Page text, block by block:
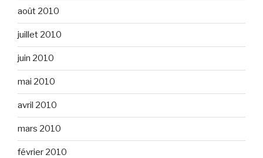
août 2010
juillet 2010
juin 2010
mai 2010
avril 2010
mars 2010
février 2010